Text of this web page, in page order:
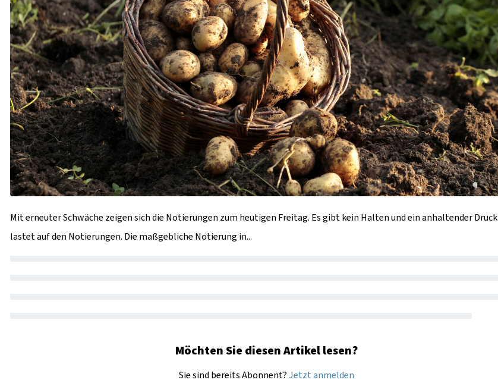
Mit erneuter Schwäche zeigen sich die Notierungen zum heutigen Freitag. Es gibt kein Halten und ein anhaltender Druck
lastet auf den Notierungen. Die maßgebliche Notierung in...
Möchten Sie diesen Artikel lesen?
Sie sind bereits Abonnent?Jetzt anmelden